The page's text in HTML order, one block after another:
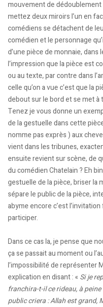
mouvement de dédoublement
mettez deux miroirs l’un en
comédiens se détachent de
comédien et le personnage
d’une pièce de monnaie, dans
l’impression que la pièce est
ou au texte, par contre dans
celle qu’on a vue c’est que la
debout sur le bord et se met
Tenez je vous donne un
de la gestuelle dans cette
nomme pas exprès ) aux
vient dans les tribunes,
ensuite revient sur scène, de
du comédien Chatelain ? Eh
gestuelle de la pièce, briser la
sépare le public de la pièce,
abyme encore c’est
participer.
Dans ce cas la, je pense que
ça se passait au moment ou
l’impossibilité de représenter
explication en disant : « Si je
franchira-t-il ce rideau, à
public criera : Allah est grand,